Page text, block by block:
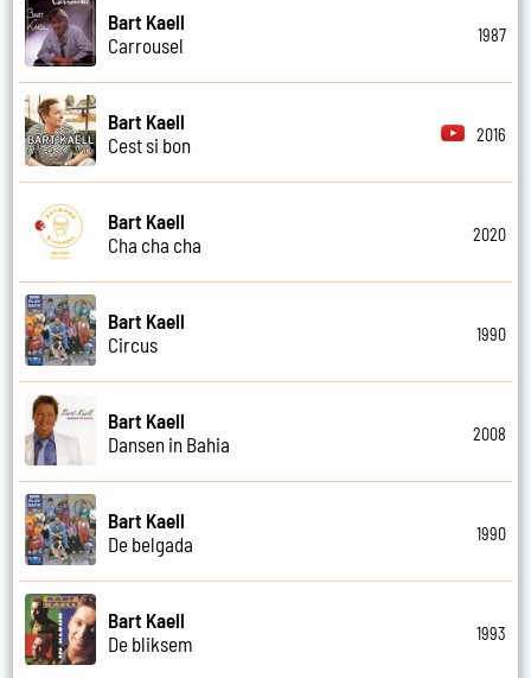
Bart Kaell
Carrousel
1987
Bart Kaell
Cest si bon
2016
Bart Kaell
Cha cha cha
2020
Bart Kaell
Circus
1990
Bart Kaell
Dansen in Bahia
2008
Bart Kaell
De belgada
1990
Bart Kaell
De bliksem
1993